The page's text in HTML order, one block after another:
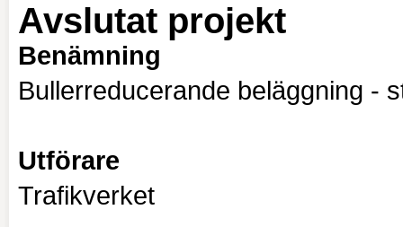
Avslutat projekt
Benämning
Bullerreducerande beläggning -
Utförare
Trafikverket